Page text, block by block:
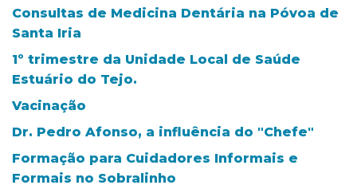
Consultas de Medicina Dentária na Póvoa de
Santa Iria
1º trimestre da Unidade Local de Saúde
Estuário do Tejo.
Vacinação
Dr. Pedro Afonso, a influência do "Chefe"
Formação para Cuidadores Informais e
Formais no Sobralinho